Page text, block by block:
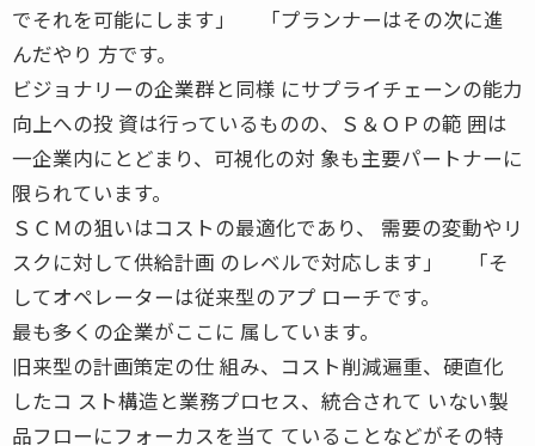
でそれを可能にします」 「プランナーはその次に進
んだやり 方です。
ビジョナリーの企業群と同様 にサプライチェーンの能力
向上への投 資は行っているものの、Ｓ＆ＯＰの範 囲は
一企業内にとどまり、可視化の対 象も主要パートナーに
限られています。
ＳＣＭの狙いはコストの最適化であり、 需要の変動やリ
スクに対して供給計画 のレベルで対応します」 「そ
してオペレーターは従来型のアプ ローチです。
最も多くの企業がここに 属しています。
旧来型の計画策定の仕 組み、コスト削減遍重、硬直化
したコ スト構造と業務プロセス、統合されて いない製
品フローにフォーカスを当て ていることなどがその特